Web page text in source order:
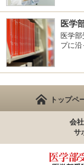
医学
医学
プに沿
トップペ
会
サ